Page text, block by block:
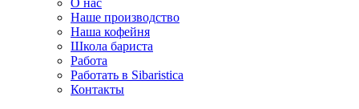
О нас
Наше производство
Наша кофейня
Школа бариста
Работа
Работать в Sibaristica
Контакты